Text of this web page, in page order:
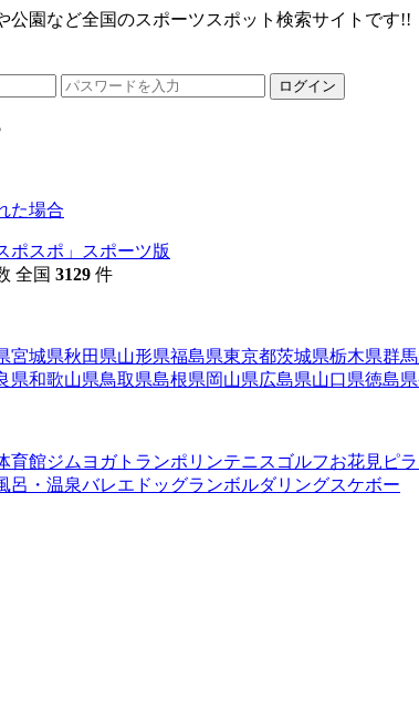
公園など全国のスポーツスポット検索サイトです!!
ログイン
た場合
全国 3129 件
宮城県秋田県山形県福島県東京都茨城県栃木県群
県和歌山県鳥取県島根県岡山県広島県山口県徳島県
育館ジム ヨガトランポリンテニス ゴルフお花見 ピ
呂・温泉バレエ ドッグランボルダリングスケボー